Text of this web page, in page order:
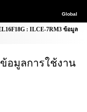
Global
: ILCE-7RM3 ข้อมูล
ข้อมูลการใช้งาน